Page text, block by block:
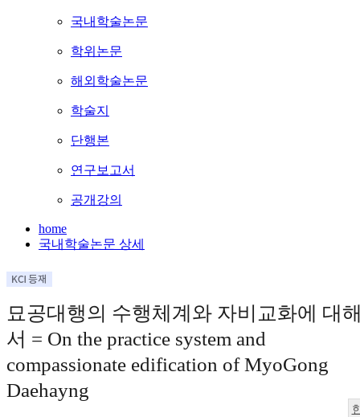
국내학술논문
학위논문
해외학술논문
학술지
단행본
연구보고서
공개강의
home
국내학술논문 상세
묘공대행의 수행체계와 자비교화에 대
서 = On the practice system and
compassionate edification of MyoGong
Daehayng